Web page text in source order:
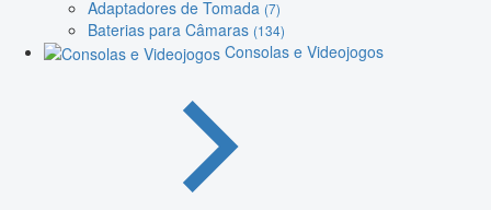
Adaptadores de Tomada (7)
Baterias para Câmaras (134)
Consolas e Videojogos